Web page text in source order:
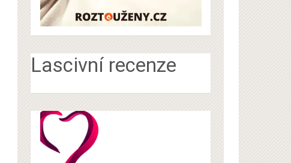
Lascivní recenze